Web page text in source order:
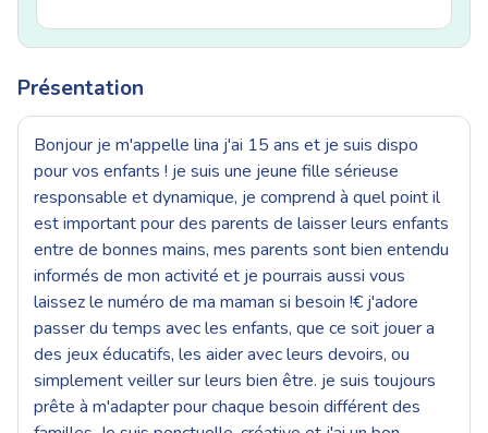
Présentation
Bonjour je m'appelle lina j'ai 15 ans et je suis dispo
pour vos enfants ! je suis une jeune fille sérieuse
responsable et dynamique, je comprend à quel point il
est important pour des parents de laisser leurs enfants
entre de bonnes mains, mes parents sont bien entendu
informés de mon activité et je pourrais aussi vous
laissez le numéro de ma maman si besoin !€ j'adore
passer du temps avec les enfants, que ce soit jouer a
des jeux éducatifs, les aider avec leurs devoirs, ou
simplement veiller sur leurs bien être. je suis toujours
prête à m'adapter pour chaque besoin différent des